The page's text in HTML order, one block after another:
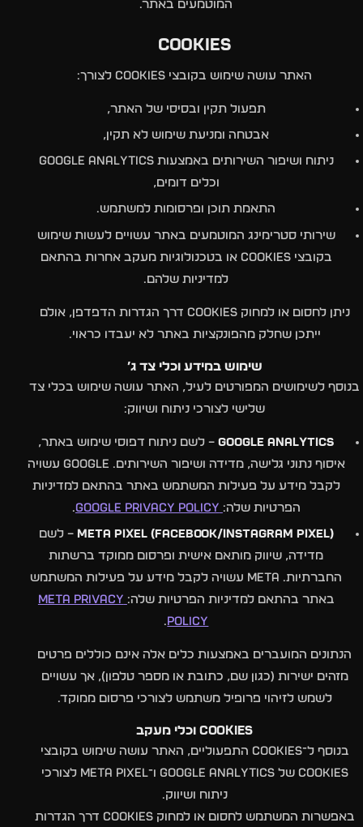
המוטמעים באתר.
Cookies
האתר עושה שימוש בקובצי Cookies לצורך:
תפעול תקין ובסיסי של האתר,
אבטחה ומניעת שימוש לא תקין,
ניתוח ושיפור השירותים באמצעות Google Analytics
וכלים דומים,
התאמת תוכן ופרסומות למשתמש.
שירותי סטרימינג המוטמעים באתר עשויים לעשות שימוש
בקובצי Cookies או בטכנולוגיות מעקב אחרות בהתאם
למדיניות שלהם.
ניתן לחסום או למחוק Cookies דרך הגדרות הדפדפן, אולם
ייתכן שחלק מהפונקציות באתר לא יעבדו כראוי.
שימוש במידע וכלי צד ג׳
בנוסף לשימושים המפורטים לעיל, האתר עושה שימוש בכלי צד
שלישי לצורכי ניתוח ושיווק:
Google Analytics– לשם ניתוח דפוסי שימוש באתר,
איסוף נתוני גלישה, מדידה ושיפור השירותים. Google עשויה
לקבל מידע על פעילות המשתמש באתר בהתאם למדיניות
הפרטיות שלה:
.
Meta Pixel (Facebook/Instagram Pixel) – לשם
מדידה, שיווק מותאם אישית ופרסום ממוקד ברשתות
החברתיות. Meta עשויה לקבל מידע על פעילות המשתמש
באתר בהתאם למדיניות הפרטיות שלה: Meta Privacy
Policy
.
הנתונים המועברים באמצעות כלים אלה אינם כוללים פרטים
מזהים ישירות (כגון שם, כתובת או מספר טלפון), אך עשויים
לשמש לזיהוי פרופיל משתמש לצורכי פרסום ממוקד.
Cookies וכלי מעקב
בנוסף ל־Cookies התפעוליים, האתר עושה שימוש בקובצי
Cookies של Google Analytics ו־Meta Pixel לצורכי
ניתוח ושיווק.
באפשרות המשתמש לחסום או למחוק Cookies דרך הגדרות